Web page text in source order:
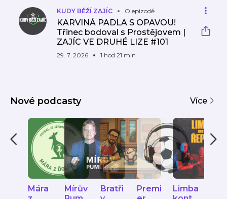
KUDY BĚŽÍ ZAJÍC O epizodě
KARVINÁ PADLA S OPAVOU!
Třinec bodoval s Prostějovem |
ZAJÍC VE DRUHÉ LIZE #101
29. 7. 2026 1 hod 21 min
Nové podcasty Více
Mára
Mírův
Bratři
Premi
Limba